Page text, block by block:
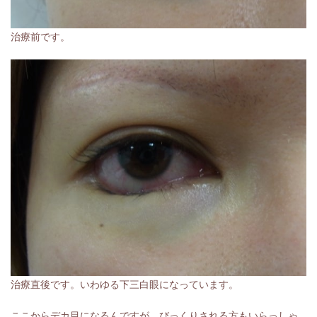
治療前です。
治療直後です。いわゆる下三白眼になっています。